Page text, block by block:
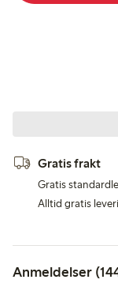
Gratis frakt
Gratis
Alltid gratis
Anmeldelser